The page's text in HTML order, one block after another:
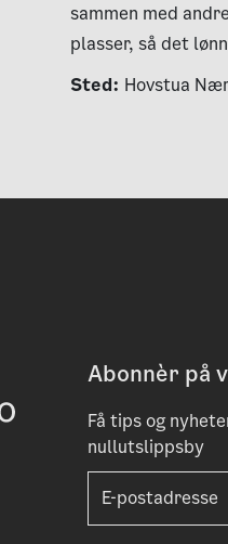
sammen med
plasser, så det
Sted: Hovstua
Abonnèr på
Få tips og
nullutslippsby